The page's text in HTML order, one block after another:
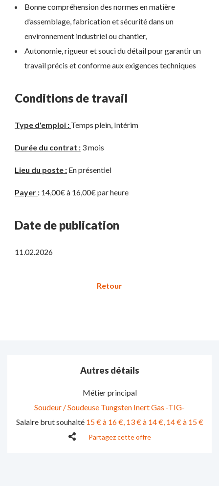
Bonne compréhension des normes en matière
d’assemblage, fabrication et sécurité dans un
environnement industriel ou chantier,
Autonomie, rigueur et souci du détail pour garantir un
travail précis et conforme aux exigences techniques
Conditions de travail
Type d'emploi : Temps plein, Intérim
Durée du contrat : 3 mois
Lieu du poste : En présentiel
Payer : 14,00€ à 16,00€ par heure
Date de publication
11.02.2026
Autres détails
Métier principal
Soudeur / Soudeuse Tungsten Inert Gas -TIG-
Salaire brut souhaité 15 € à 16 € 13 € à 14 € 14 € à 15 €
Partagez cette offre